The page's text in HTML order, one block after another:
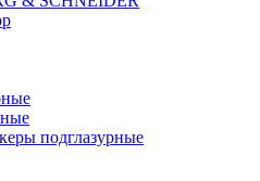
подглазурные